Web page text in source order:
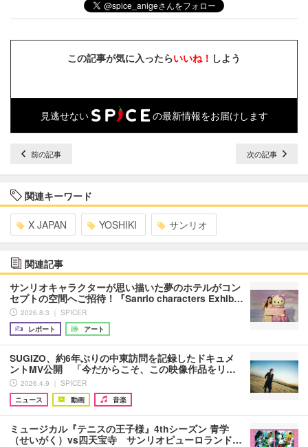
この記事が気に入ったらいいね！ しよう
見逃せない の最新情報をお届けします
前の記事 次の記事
関連キーワード
X JAPAN YOSHIKI サンリオ
関連記事
サンリオキャラクターが思い描いた夢のホテルがコン
セプトの空間へご招待！『Sanrio characters Exhib…
2026.8.3 ｜ SPICER
レポート
アート
SUGIZO、約6年ぶりの中東訪問を記録したドキュメ
ントMV公開 「今だからこそ、この映像作品をリ…
2026.4.9 ｜ SPICER
ニュース
動画 音楽
ミュージカル『テニスの王子様』4thシーズン 青学
（せいがく）vs四天宝寺 サンリオピューロランド…